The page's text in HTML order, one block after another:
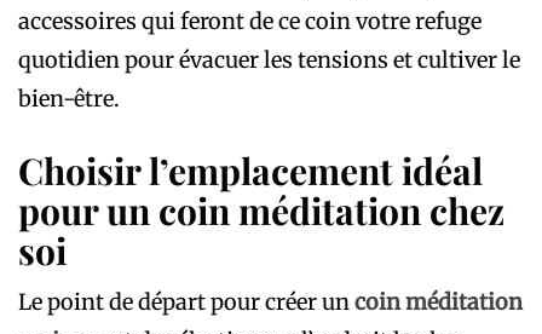
accessoires qui feront de ce coin votre refuge
quotidien pour évacuer les tensions et cultiver le
bien-être.
Choisir l’emplacement idéal
pour un coin méditation chez
soi
Le point de départ pour créer uncoin méditation